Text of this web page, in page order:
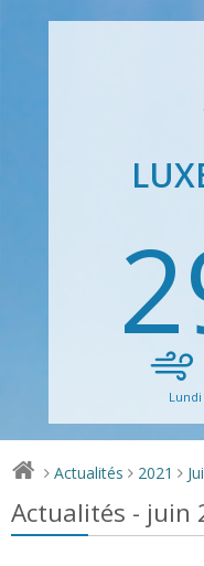
Lundi
> Actualités > 2021 >
Actualités - juin